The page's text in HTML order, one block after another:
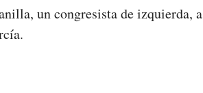
un congresista de izquierda, a